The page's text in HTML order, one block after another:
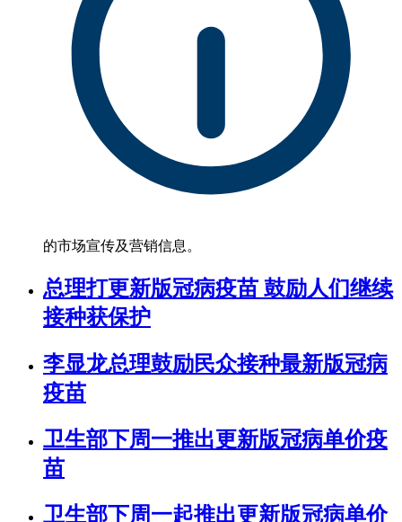
的市场宣传及营销信息。
总理打更新版冠病疫苗 鼓励人们继续
接种获保护
李显龙总理鼓励民众接种最新版冠病
疫苗
卫生部下周一推出更新版冠病单价疫
苗
卫生部下周一起推出更新版冠病单价